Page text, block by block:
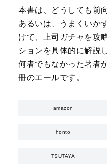
本書は、どうしても前
あるいは、うまくいか
けて、上司ガチャを攻
ションを具体的に解説
何者でもなかった著者
冊のエールです。
amazon
honto
TSUTAYA